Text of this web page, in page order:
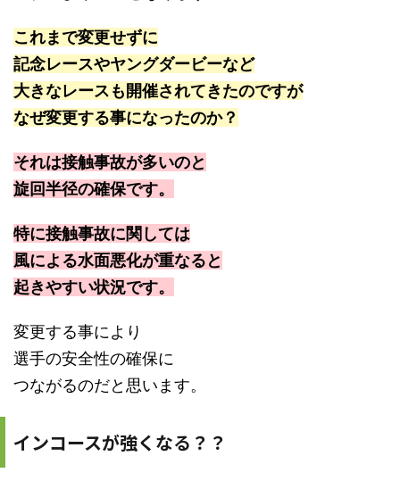
これまで変更せずに
記念レースやヤングダービーなど
大きなレースも開催されてきたのですが
なぜ変更する事になったのか？
それは接触事故が多いのと
旋回半径の確保です。
特に接触事故に関しては
風による水面悪化が重なると
起きやすい状況です。
変更する事により
選手の安全性の確保に
つながるのだと思います。
インコースが強くなる？？